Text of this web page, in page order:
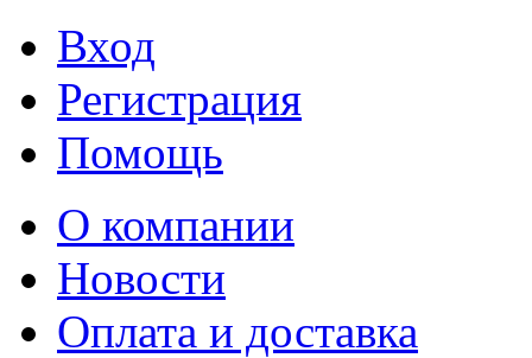
Вход
Регистрация
Помощь
О компании
Новости
Оплата и доставка